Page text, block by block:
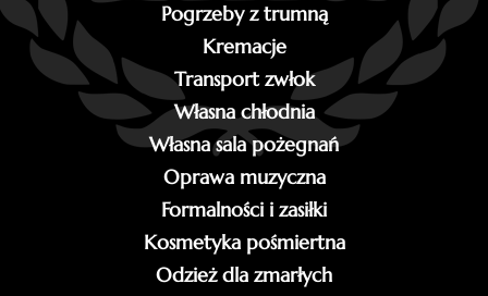
Pogrzeby z trumną
Kremacje
Transport zwłok
Własna chłodnia
Własna sala pożegnań
Oprawa muzyczna
Formalności i zasiłki
Kosmetyka pośmiertna
Odzież dla zmarłych